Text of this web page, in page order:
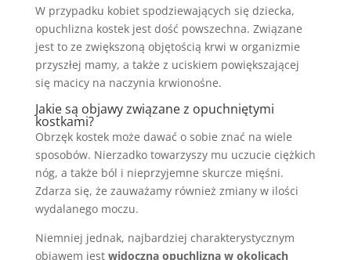
W przypadku kobiet spodziewających się dziecka,
opuchlizna kostek jest dość powszechna. Związane
jest to ze zwiększoną objętością krwi w organizmie
przyszłej mamy, a także z uciskiem powiększającej
się macicy na naczynia krwionośne.
Jakie są objawy związane z opuchniętymi
kostkami?
Obrzęk kostek może dawać o sobie znać na wiele
sposobów. Nierzadko towarzyszy mu uczucie ciężkich
nóg, a także ból i nieprzyjemne skurcze mięśni.
Zdarza się, że zauważamy również zmiany w ilości
wydalanego moczu.
Niemniej jednak, najbardziej charakterystycznym
objawem jest widoczna opuchlizna w okolicach